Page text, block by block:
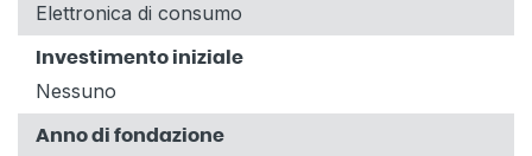
Elettronica di consumo
Investimento iniziale
Nessuno
Anno di fondazione